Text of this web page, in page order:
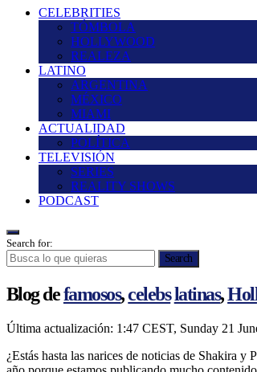
CELEBRITIES
TÓMBOLA
HOLLYWOOD
REALEZA
LATINO
ARGENTINA
MÉXICO
MIAMI
ACTUALIDAD
POLÍTICA
TELEVISIÓN
SERIES
REALITY SHOWS
PODCAST
Search for:
Search
Blog defamosos,celebslatinas,
Última actualización: 1:47 CEST, Sunday 21
¿Estás hasta las narices de noticias de Shakira